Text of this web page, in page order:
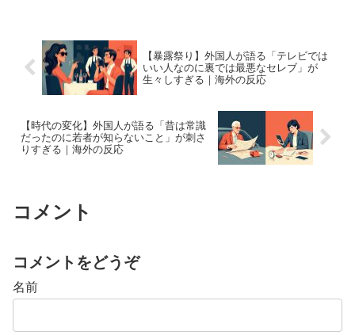
【暴露祭り】外国人が語る「テレビでは
いい人なのに裏では最悪なセレブ」が
生々しすぎる｜海外の反応
【時代の変化】外国人が語る「昔は常識
だったのに若者が知らないこと」が刺さ
りすぎる｜海外の反応
コメント
コメントをどうぞ
名前